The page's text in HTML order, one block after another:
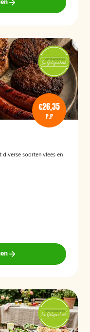
€26,35
P.P
diverse soorten vlees en